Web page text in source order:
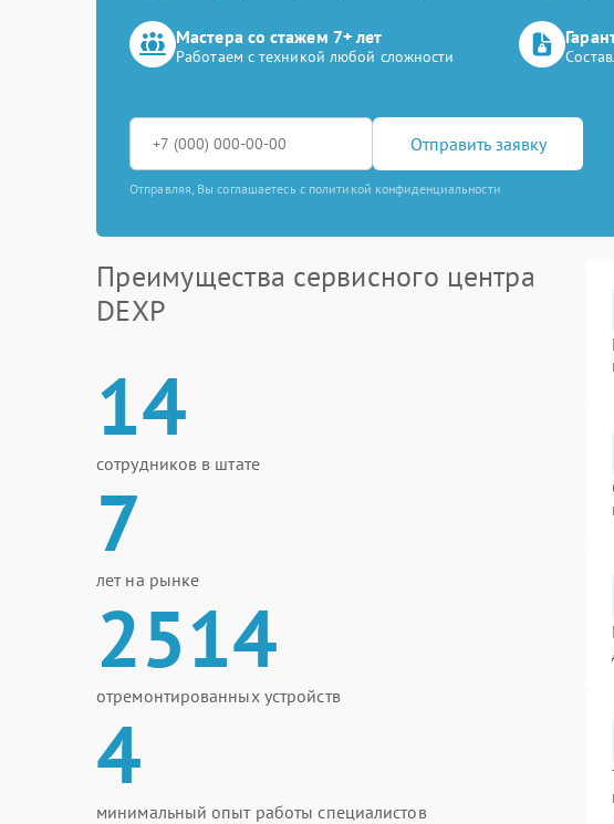
Мастера со стажем 7+ лет
Работаем с техникой любой сложности
Отправить заявку
Отправляя, Вы соглашаетесь с политикой конфиденциальности
Преимущества сервисного центра
DEXP
14
сотрудников в штате
7
лет на рынке
2514
отремонтированных устройств
4
минимальный опыт работы специалистов